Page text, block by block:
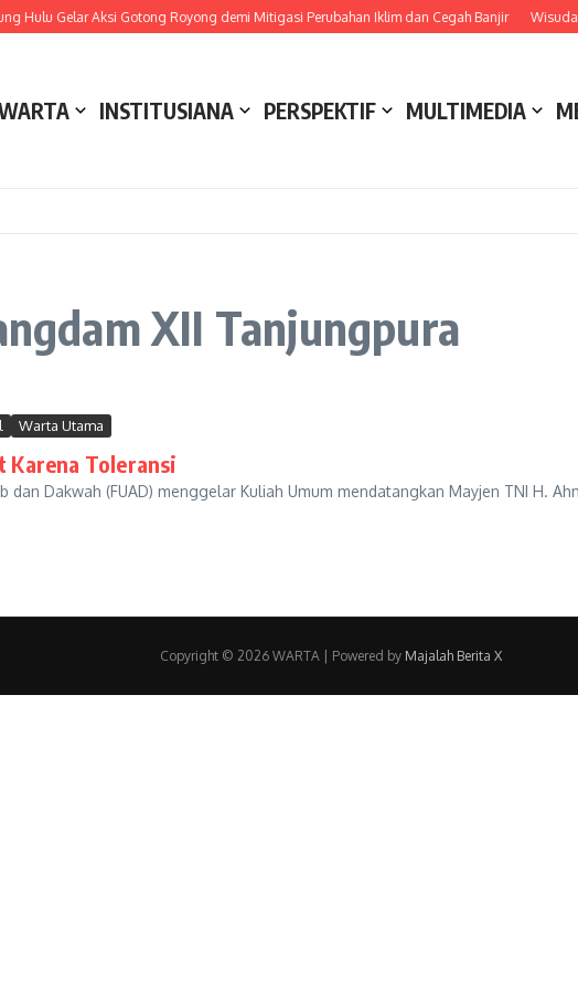
Hulu Gelar Aksi Gotong Royong demi Mitigasi Perubahan Iklim dan Cegah Banjir
INSTITUSIANA PERSPEKTIF MULTIMEDIA
XII Tanjungpura
Warta Utama
Karena Toleransi
Dakwah (FUAD) menggelar Kuliah Umum mendatangkan Mayjen TNI H.
Copyright © 2026 WARTA | Powered by Majalah Berita X